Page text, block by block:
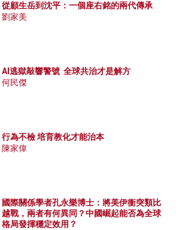
從顧生岳到沈平：一個座右銘的兩代傳承
劉家美
AI逃獄敲響警號 全球共治才是解方
何民傑
行為不檢 培育教化才能治本
陳家偉
國際關係學者孔永樂博士：將美伊衝突類比
越戰，兩者有何異同？中國崛起能否為全球
格局發揮穩定效用？